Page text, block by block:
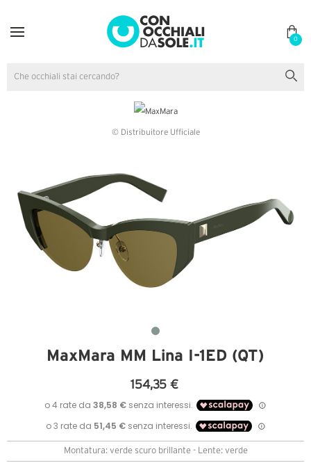
0
© Distribuitore Ufficiale
MaxMara MM Lina I-1ED (QT)
154,35 €
Montatura: verde scuro brillante - Lente: verde